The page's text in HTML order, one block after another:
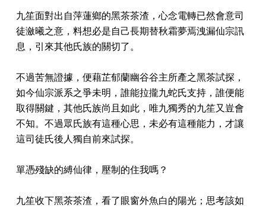
九笙面對出自萍蓮鄉的黑茶茶渣，心念電轉已然會意司
徒瀲曦之意，料想必是自己長期替秋霜夢焉洩漏仙宗訊
息，引來其他氏族的關切了。
不過苦無證據，便藉芷郁蘭幽谷谷主所產之黑茶試探，
如今仙宗派系之爭未明，誰能拉攏九蛇氏支持，誰便能
取得關鍵，其他氏族尚且如此，唯九獨秀的九笙又豈會
不知。不過眾氏族有這種心思，未必有這種能力，才讓
這司徒氏後人獨自前來試探。
單憑殘缺的縛仙律，壓制的住我嗎？
九笙收下黑茶茶渣，看了眼窗外魚白的陽光；思考該如